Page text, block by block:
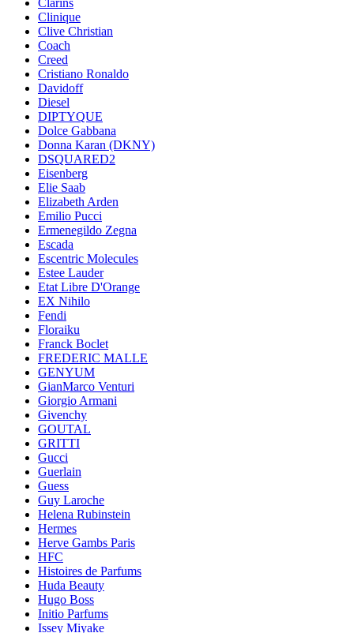
Clinique
Clive Christian
Coach
Creed
Cristiano Ronaldo
Davidoff
Diesel
DIPTYQUE
Dolce Gabbana
Donna Karan (DKNY)
DSQUARED2
Eisenberg
Elie Saab
Elizabeth Arden
Emilio Pucci
Ermenegildo Zegna
Escada
Escentric Molecules
Estee Lauder
Etat Libre D'Orange
EX Nihilo
Fendi
Floraiku
Franck Boclet
FREDERIC MALLE
GENYUM
GianMarco Venturi
Giorgio Armani
Givenchy
GOUTAL
GRITTI
Gucci
Guerlain
Guess
Guy Laroche
Helena Rubinstein
Hermes
Herve Gambs Paris
HFC
Histoires de Parfums
Huda Beauty
Hugo Boss
Initio Parfums
Issey Miyake